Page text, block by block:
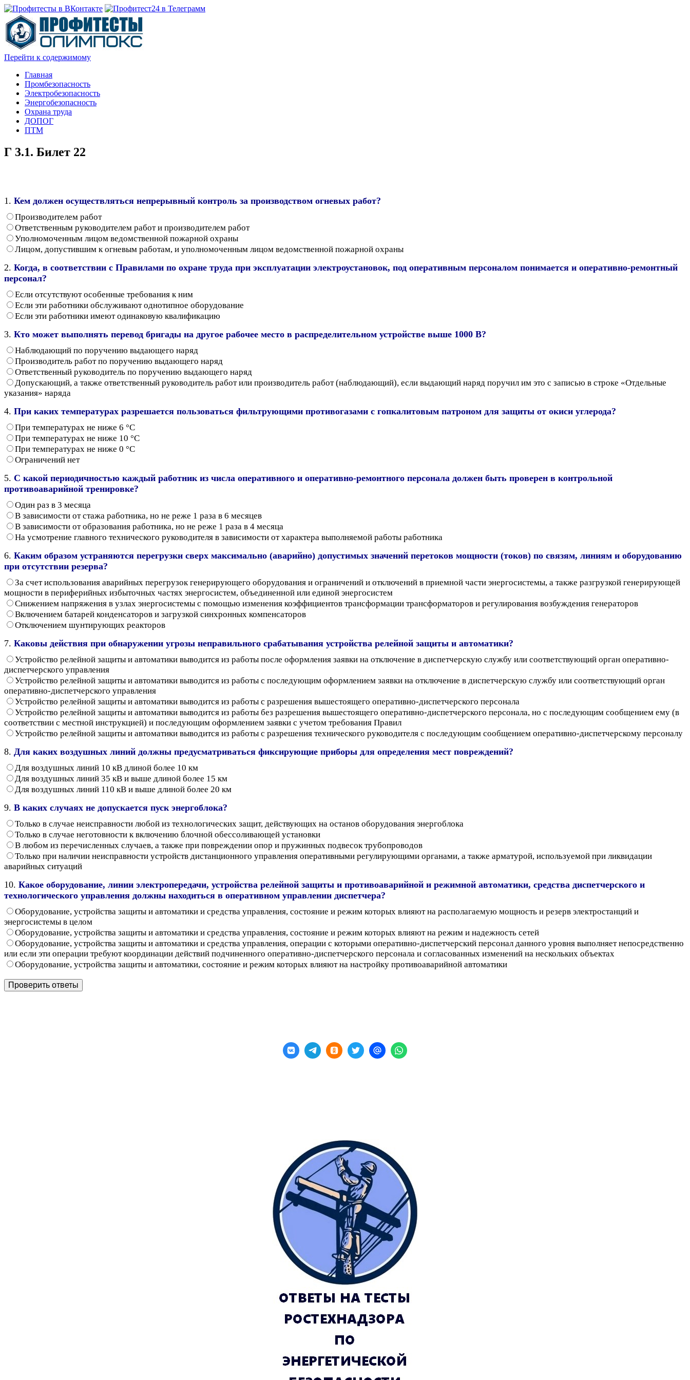
Перейти к содержимому
Главная
Промбезопасность
Электробезопасность
Энергобезопасность
Охрана труда
ДОПОГ
ПТМ
Г 3.1. Билет 22
1. Кем должен осуществляться непрерывный контроль за производством огневых работ?
Производителем работ
Ответственным руководителем работ и производителем работ
Уполномоченным лицом ведомственной пожарной охраны
Лицом, допустившим к огневым работам, и уполномоченным лицом ведомственной пожарной охраны
2. Когда, в соответствии с Правилами по охране труда при эксплуатации электроустановок, под оперативным персоналом понимается и оперативно-ремонтный
персонал?
Если отсутствуют особенные требования к ним
Если эти работники обслуживают однотипное оборудование
Если эти работники имеют одинаковую квалификацию
3. Кто может выполнять перевод бригады на другое рабочее место в распределительном устройстве выше 1000 В?
Наблюдающий по поручению выдающего наряд
Производитель работ по поручению выдающего наряд
Ответственный руководитель по поручению выдающего наряд
Допускающий, а также ответственный руководитель работ или производитель работ (наблюдающий), если выдающий наряд поручил им это с записью в строке «Отдельные
указания» наряда
4. При каких температурах разрешается пользоваться фильтрующими противогазами с гопкалитовым патроном для защиты от окиси углерода?
При температурах не ниже 6 °С
При температурах не ниже 10 °С
При температурах не ниже 0 °С
Ограничений нет
5. С какой периодичностью каждый работник из числа оперативного и оперативно-ремонтного персонала должен быть проверен в контрольной
противоаварийной тренировке?
Один раз в 3 месяца
В зависимости от стажа работника, но не реже 1 раза в 6 месяцев
В зависимости от образования работника, но не реже 1 раза в 4 месяца
На усмотрение главного технического руководителя в зависимости от характера выполняемой работы работника
6. Каким образом устраняются перегрузки сверх максимально (аварийно) допустимых значений перетоков мощности (токов) по связям, линиям и оборудованию
при отсутствии резерва?
За счет использования аварийных перегрузок генерирующего оборудования и ограничений и отключений в приемной части энергосистемы, а также разгрузкой генерирующей
мощности в периферийных избыточных частях энергосистем, объединенной или единой энергосистем
Снижением напряжения в узлах энергосистемы с помощью изменения коэффициентов трансформации трансформаторов и регулирования возбуждения генераторов
Включением батарей конденсаторов и загрузкой синхронных компенсаторов
Отключением шунтирующих реакторов
7. Каковы действия при обнаружении угрозы неправильного срабатывания устройства релейной защиты и автоматики?
Устройство релейной защиты и автоматики выводится из работы после оформления заявки на отключение в диспетчерскую службу или соответствующий орган оперативно-
диспетчерского управления
Устройство релейной защиты и автоматики выводится из работы с последующим оформлением заявки на отключение в диспетчерскую службу или соответствующий орган
оперативно-диспетчерского управления
Устройство релейной защиты и автоматики выводится из работы с разрешения вышестоящего оперативно-диспетчерского персонала
Устройство релейной защиты и автоматики выводится из работы без разрешения вышестоящего оперативно-диспетчерского персонала, но с последующим сообщением ему (в
соответствии с местной инструкцией) и последующим оформлением заявки с учетом требования Правил
Устройство релейной защиты и автоматики выводится из работы с разрешения технического руководителя с последующим сообщением оперативно-диспетчерскому персоналу
8. Для каких воздушных линий должны предусматриваться фиксирующие приборы для определения мест повреждений?
Для воздушных линий 10 кВ длиной более 10 км
Для воздушных линий 35 кВ и выше длиной более 15 км
Для воздушных линий 110 кВ и выше длиной более 20 км
9. В каких случаях не допускается пуск энергоблока?
Только в случае неисправности любой из технологических защит, действующих на останов оборудования энергоблока
Только в случае неготовности к включению блочной обессоливающей установки
В любом из перечисленных случаев, а также при повреждении опор и пружинных подвесок трубопроводов
Только при наличии неисправности устройств дистанционного управления оперативными регулирующими органами, а также арматурой, используемой при ликвидации
аварийных ситуаций
10. Какое оборудование, линии электропередачи, устройства релейной защиты и противоаварийной и режимной автоматики, средства диспетчерского и
технологического управления должны находиться в оперативном управлении диспетчера?
Оборудование, устройства защиты и автоматики и средства управления, состояние и режим которых влияют на располагаемую мощность и резерв электростанций и
энергосистемы в целом
Оборудование, устройства защиты и автоматики и средства управления, состояние и режим которых влияют на режим и надежность сетей
Оборудование, устройства защиты и автоматики и средства управления, операции с которыми оперативно-диспетчерский персонал данного уровня выполняет непосредственно
или если эти операции требуют координации действий подчиненного оперативно-диспетчерского персонала и согласованных изменений на нескольких объектах
Оборудование, устройства защиты и автоматики, состояние и режим которых влияют на настройку противоаварийной автоматики